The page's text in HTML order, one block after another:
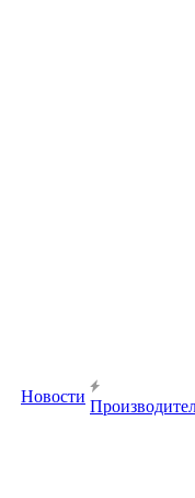
Новости